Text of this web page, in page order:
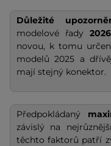
Důležité
modelové řady
novou, k tomu
modelů 2025 a
mají stejný konektor.
Předpokládaný
závislý na
těchto faktorů patří